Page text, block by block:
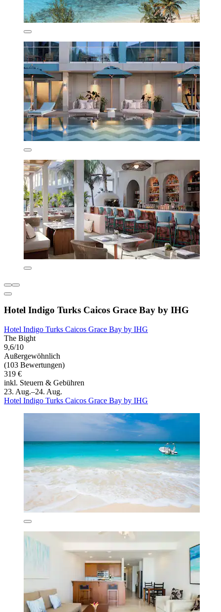
Hotel Indigo Turks Caicos Grace Bay by IHG
Hotel Indigo Turks Caicos Grace Bay by IHG
The Bight
9,6/10
Außergewöhnlich
(103 Bewertungen)
319 €
inkl. Steuern & Gebühren
23. Aug.–24. Aug.
Hotel Indigo Turks Caicos Grace Bay by IHG